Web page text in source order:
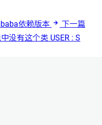
依赖版本
下一篇
没有这个类 USER : S